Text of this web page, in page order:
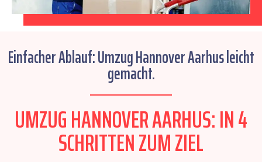
Einfacher Ablauf: Umzug Hannover Aarhus leicht
gemacht.
UMZUG HANNOVER AARHUS: IN 4
SCHRITTEN ZUM ZIEL